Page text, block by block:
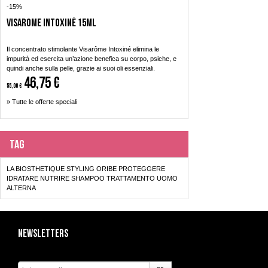
-15%
Visarome Intoxiné 15ml
Il concentrato stimolante Visarôme Intoxiné elimina le
impurità ed esercita un’azione benefica su corpo, psiche, e
quindi anche sulla pelle, grazie ai suoi oli essenziali.
55,00 € 46,75 €
» Tutte le offerte speciali
Tag
LA BIOSTHETIQUE STYLING ORIBE PROTEGGERE
IDRATARE NUTRIRE SHAMPOO TRATTAMENTO UOMO
ALTERNA
Newsletters